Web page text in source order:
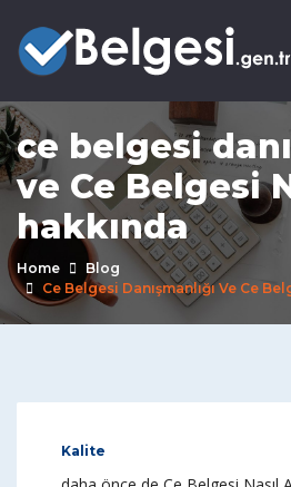
ce belgesi
ve Ce Belgesi
hakkında
Home
Blog
Ce Belgesi Danışmanlığı Ve Ce
Kalite